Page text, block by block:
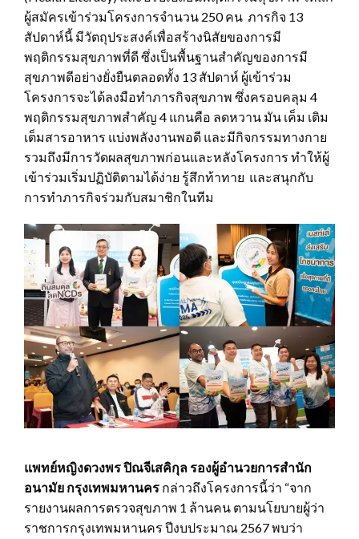
ผู้สมัครเข้าร่วมโครงการจำนวน 250 คน ภารกิจ 13
สัปดาห์นี้ มีวัตถุประสงค์เพื่อสร้างนิสัยของการมี
พฤติกรรมสุขภาพที่ดี ซึ่งเป็นพื้นฐานสำคัญของการมี
สุขภาพดีอย่างยั่งยืนตลอดทั้ง 13 สัปดาห์ ผู้เข้าร่วม
โครงการจะได้ลงมือทำภารกิจสุขภาพ ซึ่งครอบคลุม 4
พฤติกรรมสุขภาพสำคัญ 4 แกนคือ ลดหวาน มัน เค็ม เติม
เต็มสารอาหาร แบ่งพลังงานพอดี และมีกิจกรรมทางกาย
รวมถึงมีการวัดผลสุขภาพก่อนและหลังโครงการ ทำให้ผู้
เข้าร่วมเริ่มปฏิบัติตามได้ง่าย รู้สึกท้าทาย และสนุกกับ
การทำภารกิจร่วมกับสมาชิกในทีม
แพทย์หญิงดวงพร ปิณจีเสคิกุล รองผู้อำนวยการสำนัก
อนามัย กรุงเทพมหานคร กล่าวถึงโครงการนี้ว่า “จาก
รายงานผลการตรวจสุขภาพ 1 ล้านคน ตามนโยบายผู้ว่า
ราชการกรุงเทพมหานคร ปีงบประมาณ 2567 พบว่า